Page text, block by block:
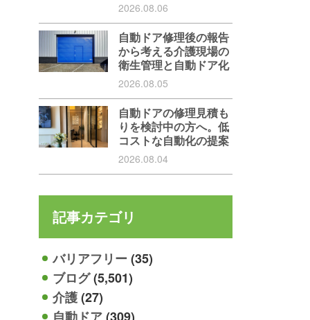
2026.08.06
自動ドア修理後の報告
から考える介護現場の
衛生管理と自動ドア化
2026.08.05
自動ドアの修理見積も
りを検討中の方へ。低
コストな自動化の提案
2026.08.04
記事カテゴリ
バリアフリー(35)
ブログ(5,501)
介護(27)